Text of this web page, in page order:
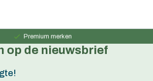
Premium merken
Persoonlijk advies
op de nieuwsbrief